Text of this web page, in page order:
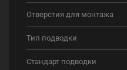
Отверстия для монтажа
Тип подводки
Стандарт подводки